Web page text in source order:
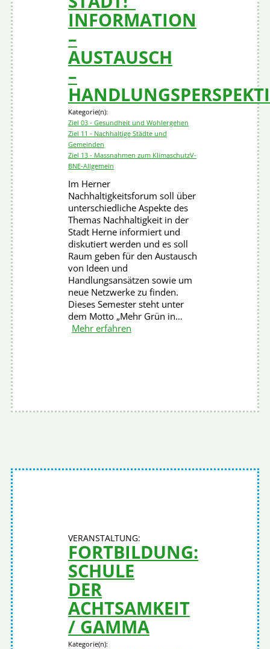
INFORMATION
–
AUSTAUSCH
–
Kategorie(n):
Ziel 03 - Gesundheit und Wohlergehen
Ziel 11 - Nachhaltige Städte und
Gemeinden
Ziel 13 - Massnahmen zum KlimaschutzV-
BNE-Allgemein
Im Herner
Nachhaltigkeitsforum soll über
unterschiedliche Aspekte des
Themas Nachhaltigkeit in der
Stadt Herne informiert und
diskutiert werden und es soll
Raum geben für den Austausch
von Ideen und
Handlungsansätzen sowie um
neue Netzwerke zu finden.
Dieses Semester steht unter
dem Motto „Mehr Grün in…
Mehr erfahren
FORTBILDUNG:
SCHULE
DER
ACHTSAMKEIT
/ GAMMA
Kategorie(n):